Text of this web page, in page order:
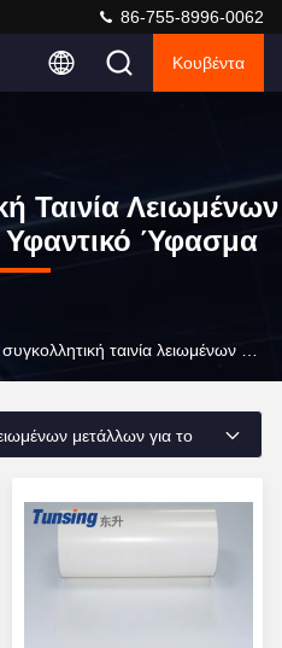
86-755-8996-0062
Κουβέντα
Ταινία Λειωμένων
Υφαντικό Ύφασμα
μετάλλων για το